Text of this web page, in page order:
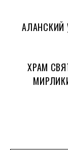
АЛАНСКИЙ
ХРАМ